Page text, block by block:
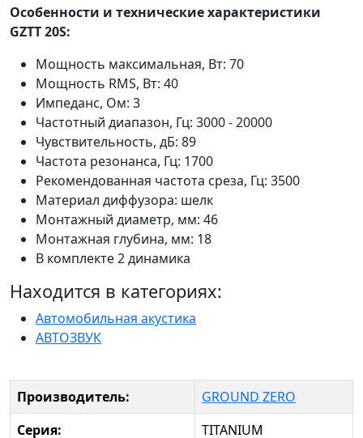
Особенности и технические характеристики
GZTT 20S:
Мощность максимальная, Вт: 70
Мощность RMS, Вт: 40
Импеданс, Ом: 3
Частотный диапазон, Гц: 3000 - 20000
Чувствительность, дБ: 89
Частота резонанса, Гц: 1700
Рекомендованная частота среза, Гц: 3500
Материал диффузора: шелк
Монтажный диаметр, мм: 46
Монтажная глубина, мм: 18
В комплекте 2 динамика
Находится в категориях:
Автомобильная акустика
АВТОЗВУК
Производитель:
GROUND ZERO
Серия:
TITANIUM